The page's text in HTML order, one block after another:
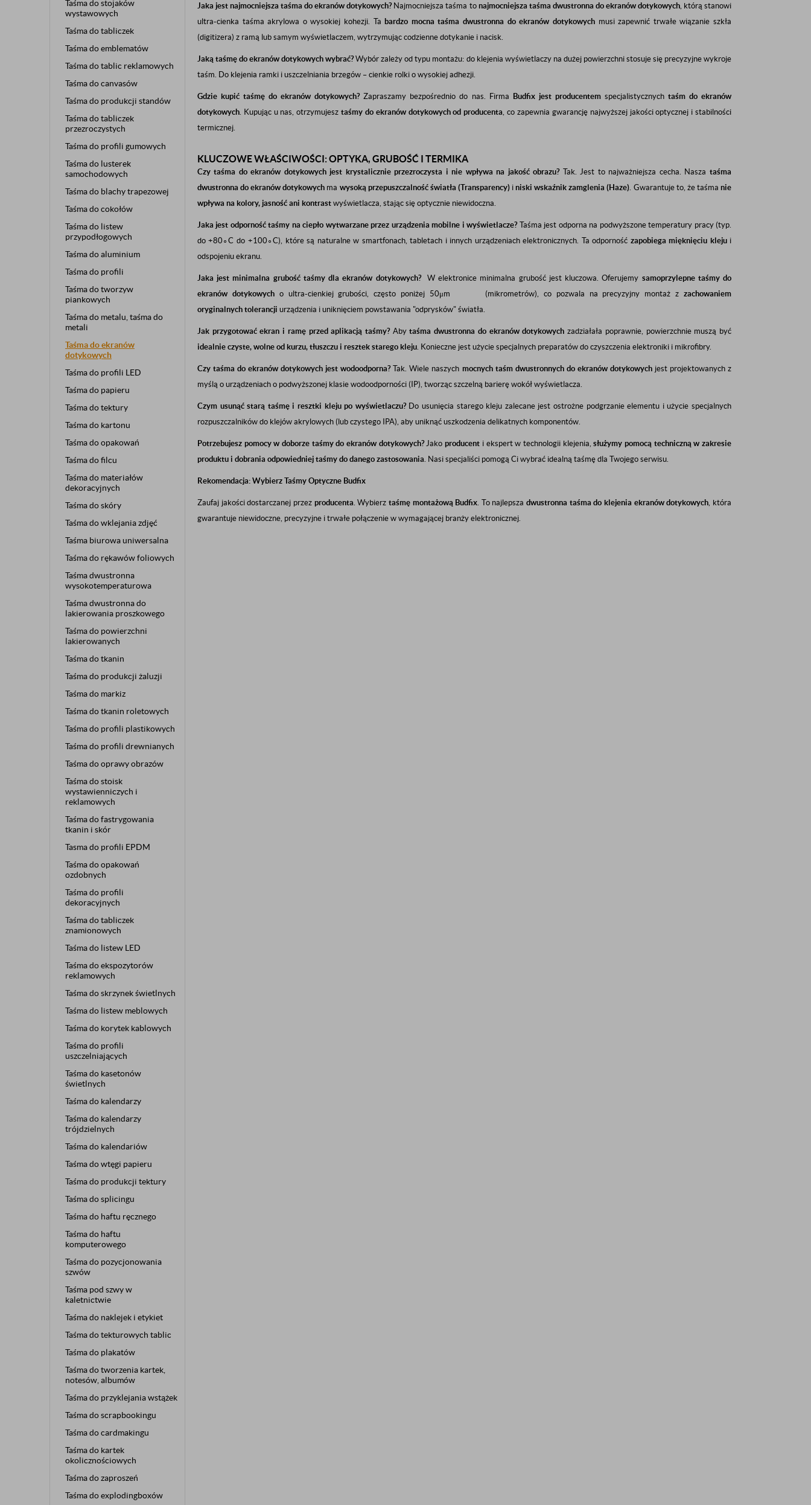
Taśma do stojaków
wystawowych
Taśma do tabliczek
Taśma do emblematów
Taśma do tablic reklamowych
Taśma do canvasów
Taśma do produkcji standów
Taśma do tabliczek
przezroczystych
Taśma do profili gumowych
Taśma do lusterek
samochodowych
Taśma do blachy trapezowej
Taśma do cokołów
Taśma do listew
przypodłogowych
Taśma do aluminium
Taśma do profili
Taśma do tworzyw
piankowych
Taśma do metalu, taśma do
metali
Taśma do ekranów
dotykowych
Taśma do profili LED
Taśma do papieru
Taśma do tektury
Taśma do kartonu
Taśma do opakowań
Taśma do filcu
Taśma do materiałów
dekoracyjnych
Taśma do skóry
Taśma do wklejania zdjęć
Taśma biurowa uniwersalna
Taśma do rękawów foliowych
Taśma dwustronna
wysokotemperaturowa
Taśma dwustronna do
lakierowania proszkowego
Taśma do powierzchni
lakierowanych
Taśma do tkanin
Taśma do produkcji żaluzji
Taśma do markiz
Taśma do tkanin roletowych
Taśma do profili plastikowych
Taśma do profili drewnianych
Taśma do oprawy obrazów
Taśma do stoisk
wystawienniczych i
reklamowych
Taśma do fastrygowania
tkanin i skór
Tasma do profili EPDM
Taśma do opakowań
ozdobnych
Taśma do profili
dekoracyjnych
Taśma do tabliczek
znamionowych
Taśma do listew LED
Taśma do ekspozytorów
reklamowych
Taśma do skrzynek świetlnych
Taśma do listew meblowych
Taśma do korytek kablowych
Taśma do profili
uszczelniających
Taśma do kasetonów
świetlnych
Taśma do kalendarzy
Taśma do kalendarzy
trójdzielnych
Taśma do kalendariów
Taśma do wtęgi papieru
Taśma do produkcji tektury
Taśma do splicingu
Taśma do haftu ręcznego
Taśma do haftu
komputerowego
Taśma do pozycjonowania
szwów
Taśma pod szwy w
kaletnictwie
Taśma do naklejek i etykiet
Taśma do tekturowych tablic
Taśma do plakatów
Taśma do tworzenia kartek,
notesów, albumów
Taśma do przyklejania wstążek
Taśma do scrapbookingu
Taśma do cardmakingu
Taśma do kartek
okolicznościowych
Taśma do zaproszeń
Taśma do explodingboxów
Jaka jest najmocniejsza taśma do ekranów dotykowych?Najmocniejsza taśma to najmocniejsza taśma dwustronna do ekranów dotykowych, którą stanowi
ultra-cienka taśma akrylowa o wysokiej kohezji. Ta bardzo mocna taśma dwustronna do ekranów dotykowychmusi zapewnić trwałe wiązanie szkła
(digitizera) z ramą lub samym wyświetlaczem, wytrzymując codzienne dotykanie i nacisk.
Jaką taśmę do ekranów dotykowych wybrać?Wybór zależy od typu montażu: do klejenia wyświetlaczy na dużej powierzchni stosuje się precyzyjne wykroje
taśm. Do klejenia ramki i uszczelniania brzegów – cienkie rolki o wysokiej adhezji.
Gdzie kupić taśmę do ekranów dotykowych?Zapraszamy bezpośrednio do nas. Firma Budfix jest producentemspecjalistycznych taśm do ekranów
dotykowych. Kupując u nas, otrzymujesztaśmy do ekranów dotykowych od producenta, co zapewnia gwarancję najwyższej jakości optycznej i stabilności
termicznej.
KLUCZOWE WŁAŚCIWOŚCI: OPTYKA, GRUBOŚĆ I TERMIKA
Czy taśma do ekranów dotykowych jest krystalicznie przezroczysta i nie wpływa na jakość obrazu?Tak. Jest to najważniejsza cecha. Nasza taśma
dwustronna do ekranów dotykowych ma wysoką przepuszczalność światła (Transparency)iniski wskaźnik zamglenia (Haze). Gwarantuje to, że taśmanie
wpływa na kolory, jasność ani kontrastwyświetlacza, stając się optycznie niewidoczna.
Jaka jest odporność taśmy na ciepło wytwarzane przez urządzenia mobilne i wyświetlacze?Taśma jest odporna na podwyższone temperatury pracy (typ.
do+80 ∘ C do +100 ∘ C), które są naturalne w smartfonach, tabletach i innych urządzeniach elektronicznych. Ta odporność zapobiega mięknięciu klejui
odspojeniu ekranu.
Jaka jest minimalna grubość taśmy dla ekranów dotykowych?W elektronice minimalna grubość jest kluczowa. Oferujemy samoprzylepne taśmy do
ekranów dotykowycho ultra-cienkiej grubości, często poniżej 50μm (mikrometrów), co pozwala na precyzyjny montaż z zachowaniem
oryginalnych tolerancji urządzenia i uniknięciem powstawania "odprysków" światła.
Jak przygotować ekran i ramę przed aplikacją taśmy?Abytaśma dwustronna do ekranów dotykowych zadziałała poprawnie, powierzchnie muszą być
idealnie czyste, wolne od kurzu, tłuszczu i resztek starego kleju. Konieczne jest użycie specjalnych preparatów do czyszczenia elektroniki i mikrofibry.
Czy taśma do ekranów dotykowych jest wodoodporna?Tak. Wiele naszych mocnych taśm dwustronnych do ekranów dotykowychjest projektowanych z
myślą o urządzeniach o podwyższonej klasie wodoodporności (IP), tworząc szczelną barierę wokół wyświetlacza.
Czym usunąć starą taśmę i resztki kleju po wyświetlaczu?Do usunięcia starego kleju zalecane jest ostrożne podgrzanie elementu i użycie specjalnych
rozpuszczalników do klejów akrylowych (lub czystego IPA), aby uniknąć uszkodzenia delikatnych komponentów.
Potrzebujesz pomocy w doborze taśmy do ekranów dotykowych?Jakoproducent i ekspert w technologii klejenia,służymy pomocą techniczną w zakresie
produktu i dobrania odpowiedniej taśmy do danego zastosowania. Nasi specjaliści pomogą Ci wybrać idealną taśmę dla Twojego serwisu.
Rekomendacja: Wybierz Taśmy Optyczne Budfix
Zaufaj jakości dostarczanej przez producenta. Wybierz taśmę montażową Budfix. To najlepszadwustronna taśma do klejenia ekranów dotykowych, która
gwarantuje niewidoczne, precyzyjne i trwałe połączenie w wymagającej branży elektronicznej.